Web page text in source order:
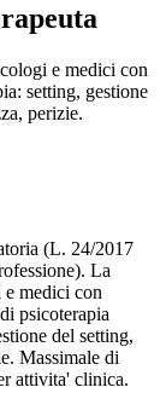
e medici con
setting, gestione
perizie.
(L. 24/2017
La
e medici con
psicoterapia
del setting,
Massimale di
attivita' clinica.